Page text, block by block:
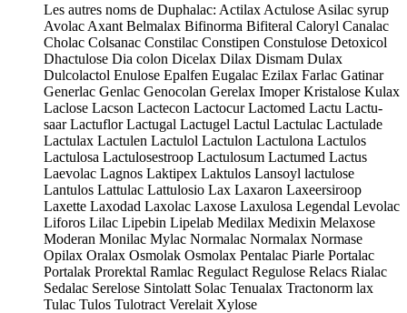
Les autres noms de Duphalac: Actilax Actulose Asilac syrup
Avolac Axant Belmalax Bifinorma Bifiteral Caloryl Canalac
Cholac Colsanac Constilac Constipen Constulose Detoxicol
Dhactulose Dia colon Dicelax Dilax Dismam Dulax
Dulcolactol Enulose Epalfen Eugalac Ezilax Farlac Gatinar
Generlac Genlac Genocolan Gerelax Imoper Kristalose Kulax
Laclose Lacson Lactecon Lactocur Lactomed Lactu Lactu-
saar Lactuflor Lactugal Lactugel Lactul Lactulac Lactulade
Lactulax Lactulen Lactulol Lactulon Lactulona Lactulos
Lactulosa Lactulosestroop Lactulosum Lactumed Lactus
Laevolac Lagnos Laktipex Laktulos Lansoyl lactulose
Lantulos Lattulac Lattulosio Lax Laxaron Laxeersiroop
Laxette Laxodad Laxolac Laxose Laxulosa Legendal Levolac
Liforos Lilac Lipebin Lipelab Medilax Medixin Melaxose
Moderan Monilac Mylac Normalac Normalax Normase
Opilax Oralax Osmolak Osmolax Pentalac Piarle Portalac
Portalak Prorektal Ramlac Regulact Regulose Relacs Rialac
Sedalac Serelose Sintolatt Solac Tenualax Tractonorm lax
Tulac Tulos Tulotract Verelait Xylose